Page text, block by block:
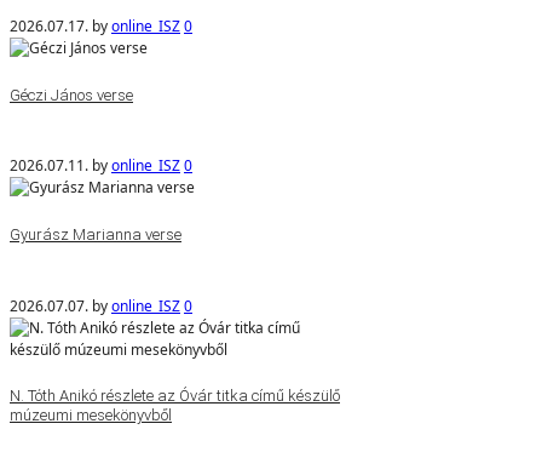
2026.07.17. byonline_ISZ0
Géczi János verse
2026.07.11. byonline_ISZ0
Gyurász Marianna verse
2026.07.07. byonline_ISZ0
N. Tóth Anikó részlete az Óvár titka című készülő
múzeumi mesekönyvből